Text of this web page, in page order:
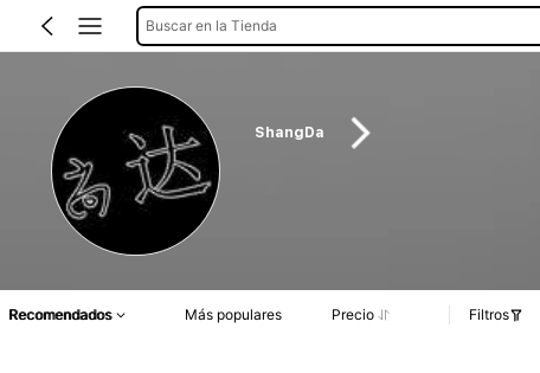
Buscar en la Tienda
ShangDa
Recomendados Más populares Precio Filtros